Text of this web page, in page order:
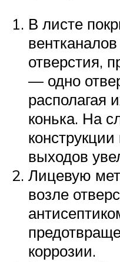
В листе
отверстия,
— одно
располагая
конька. На
выходов
Лицевую
возле
коррозии.